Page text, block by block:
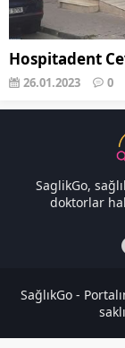
Hospitadent
26.01.2023 0
SaglikGo,
doktorlar
SağlıkGo -